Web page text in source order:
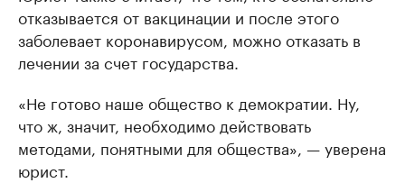
отказывается от вакцинации и после этого
заболевает коронавирусом, можно отказать в
лечении за счет государства.
«Не готово наше общество к демократии. Ну,
что ж, значит, необходимо действовать
методами, понятными для общества», — уверена
юрист.